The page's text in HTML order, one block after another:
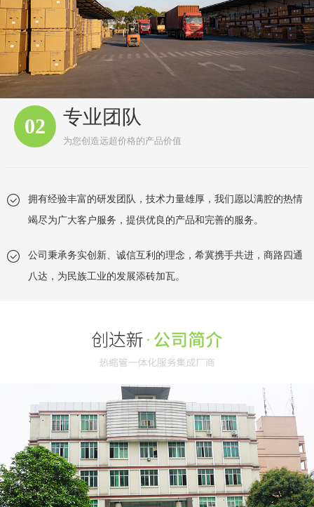
02 专业团队
为您创造远超价格的产品价值
拥有经验丰富的研发团队，技术力量雄厚，我们愿以满腔的热情
竭尽为广大客户服务，提供优良的产品和完善的服务。
公司秉承务实创新、诚信互利的理念，希冀携手共进，商路四通
八达，为民族工业的发展添砖加瓦。